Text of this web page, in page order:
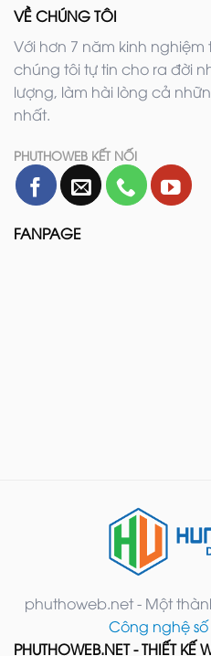
VỀ CHÚNG TÔI
Với hơn 7 năm kinh
chúng tôi tự tin cho ra đời
lượng, làm hài lòng cả
nhất.
PHUTHOWEB KẾT NỐI
FANPAGE
phuthoweb.net - Một
Công nghệ
PHUTHOWEB.NET - THIẾT KẾ